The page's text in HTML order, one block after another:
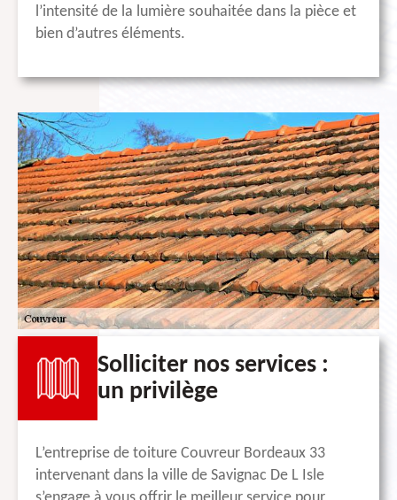
l’intensité de la lumière souhaitée dans la pièce et
bien d’autres éléments.
Solliciter nos services :
un privilège
L’entreprise de toiture Couvreur Bordeaux 33
intervenant dans la ville de Savignac De L Isle